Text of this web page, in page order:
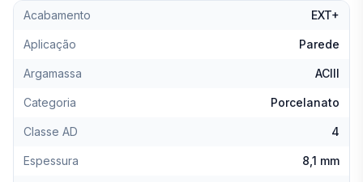
Acabamento EXT+
Aplicação Parede
Argamassa ACIII
Categoria Porcelanato
Classe AD 4
Espessura 8,1 mm